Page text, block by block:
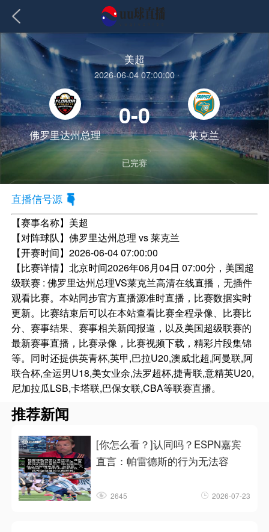
美超
2026-06-04 07:00:00
佛罗里达州总理
0-0
莱克兰
已完赛
直播信号源
【赛事名称】 美超
【对阵球队】佛罗里达州总理 vs 莱克兰
【开赛时间】2026-06-04 07:00:00
【比赛详情】北京时间2026年06月04日 07:00分，美国超
级联赛 : 佛罗里达州总理VS莱克兰高清在线直播，无插件
观看比赛。本站同步官方直播源准时直播，比赛数据实时
更新。比赛结束后可以在本站查看比赛全程录像、比赛比
分、赛事结果、赛事相关新闻报道，以及美国超级联赛的
最新赛事直播，比赛录像，比赛视频下载，精彩片段集锦
等。同时还提供英青杯,英甲,巴拉U20,澳威北超,阿曼联,阿
联合杯,全运男U18,美女业余,法罗超杯,捷青联,意精英U20,
尼加拉瓜LSB,卡塔联,巴保女联,CBA等联赛直播。
推荐新闻
[你怎么看？]认同吗？ESPN嘉宾
直言：帕雷德斯的行为无法容
2645 2026-07-23